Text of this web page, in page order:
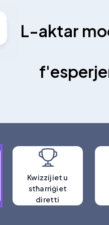
L-aktar
Kwizzijiet u
stħarriġiet
diretti